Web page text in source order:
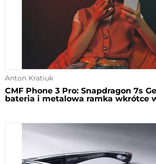
Anton Kratiuk
CMF Phone 3 Pro: Snapdragon 7s
bateria i metalowa ramka wkrótce